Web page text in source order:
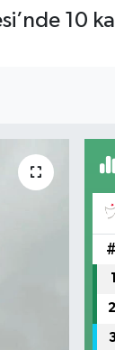
10
#
1
2